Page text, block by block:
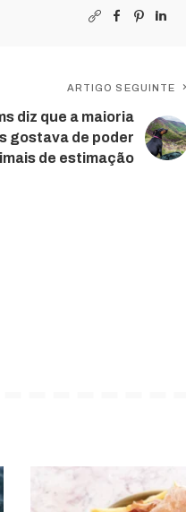
ARTIGO SEGUINTE
diz que a maioria
gostava de poder
de estimação